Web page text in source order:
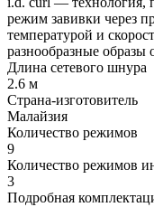
режим завивки через
температурой и
разнообразные
Длина сетевого шнура
2.6 м
Страна-изготовитель
Малайзия
Количество режимов
9
Количество режимов
3
Подробная